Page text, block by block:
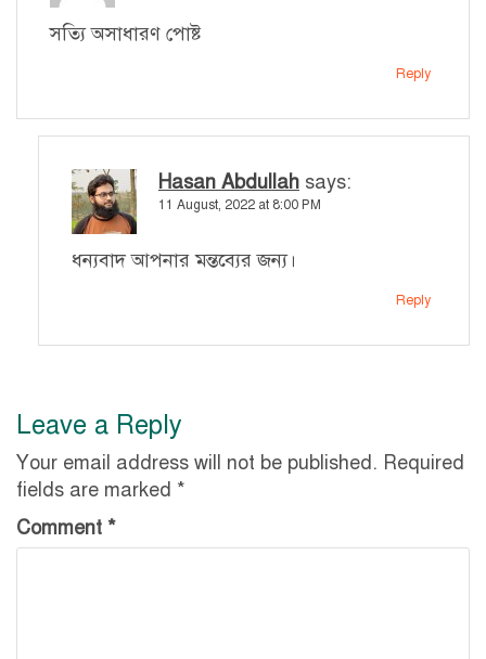
সত্যি অসাধারণ পোষ্ট
Reply
Hasan Abdullah says:
11 August, 2022 at 8:00 PM
ধন্যবাদ আপনার মন্তব্যের জন্য।
Reply
Leave a Reply
Your email address will not be published. Required
fields are marked *
Comment *